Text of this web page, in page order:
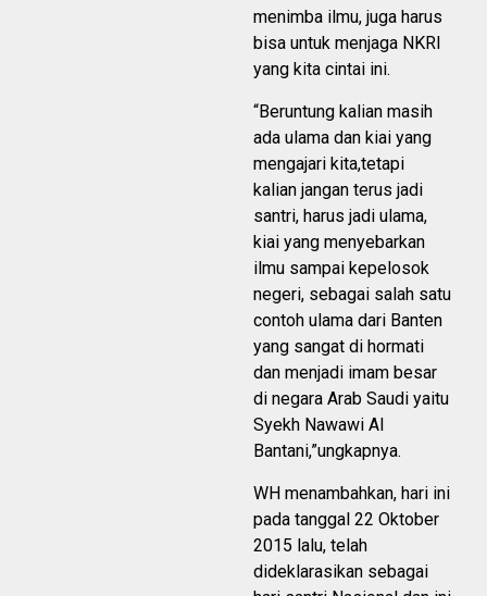
menimba ilmu, juga harus
bisa untuk menjaga NKRI
yang kita cintai ini.
“Beruntung kalian masih
ada ulama dan kiai yang
mengajari kita,tetapi
kalian jangan terus jadi
santri, harus jadi ulama,
kiai yang menyebarkan
ilmu sampai kepelosok
negeri, sebagai salah satu
contoh ulama dari Banten
yang sangat di hormati
dan menjadi imam besar
di negara Arab Saudi yaitu
Syekh Nawawi Al
Bantani,”ungkapnya.
WH menambahkan, hari ini
pada tanggal 22 Oktober
2015 lalu, telah
dideklarasikan sebagai